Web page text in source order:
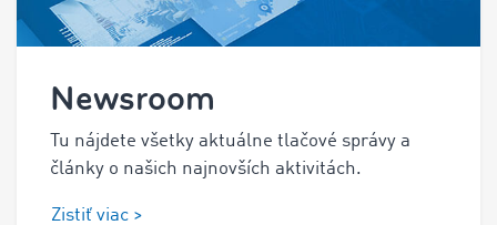
Newsroom
Tu nájdete všetky aktuálne tlačové správy a
články o našich najnovších aktivitách.
Zistiť viac >